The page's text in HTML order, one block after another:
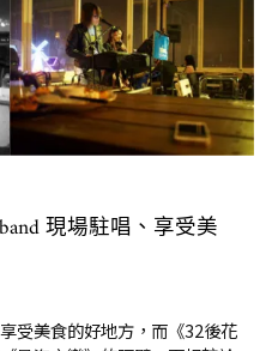
現場駐唱、享受美
受美食的好地方，而《32後花